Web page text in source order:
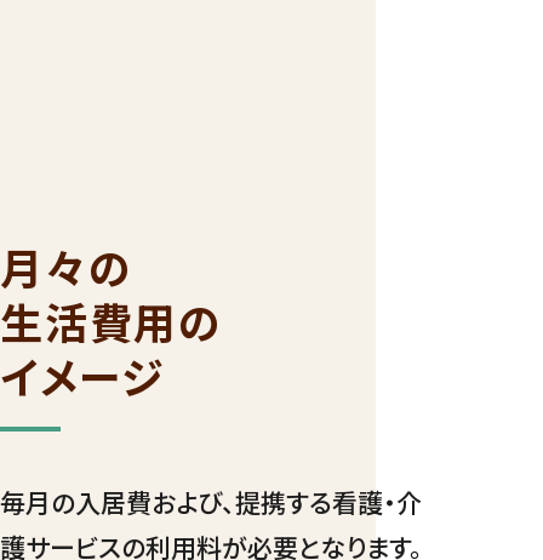
月々の
生活費用の
イメージ
毎月の入居費および、提携する看護・介
護サービスの利用料が必要となります。